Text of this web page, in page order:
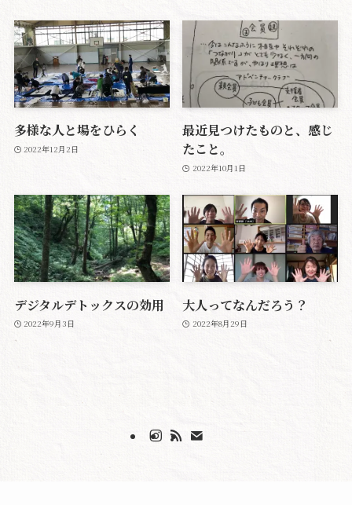
多様な人と場をひらく
2022年12月2日
最近見つけたものと、感じ
たこと。
2022年10月1日
デジタルデトックスの効用
2022年9月3日
大人ってなんだろう？
2022年8月29日